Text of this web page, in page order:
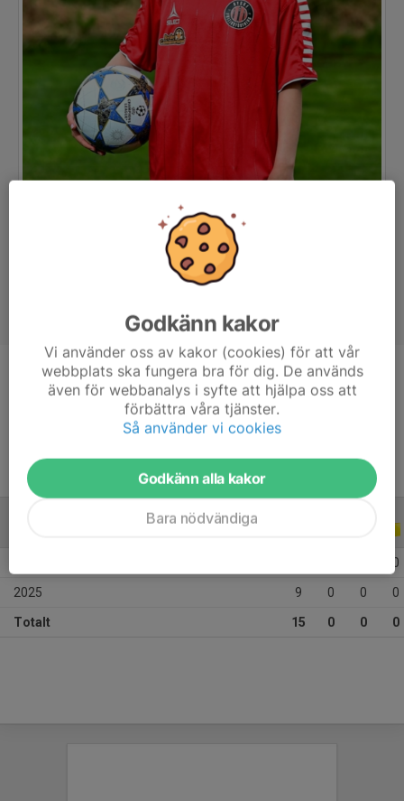
Position
-
12 år
0
2025 9 0 0 0
Totalt 15 0 0 0
Godkänn kakor
Vi använder oss av kakor (cookies) för att vår
webbplats ska fungera bra för dig. De används
även för webbanalys i syfte att hjälpa oss att
förbättra våra tjänster.
Så använder vi cookies
Godkänn alla kakor
Bara nödvändiga